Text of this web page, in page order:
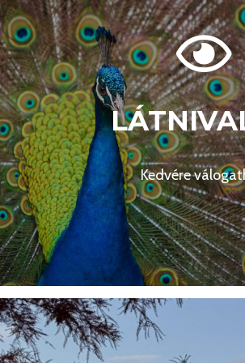
Kedvére
Önt is érdekli a